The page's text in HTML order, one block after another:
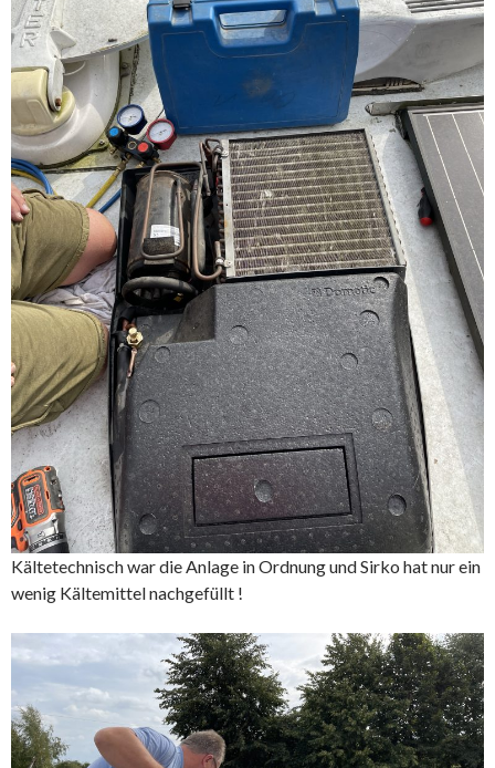
Kältetechnisch war die Anlage in Ordnung und Sirko hat nur ein
wenig Kältemittel nachgefüllt !